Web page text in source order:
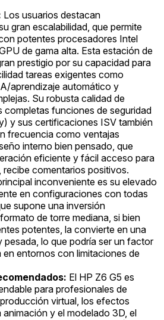
Los usuarios destacan
gran escalabilidad, que permite
potentes procesadores Intel
de gama alta. Esta estación de
prestigio por su capacidad para
tareas exigentes como
aprendizaje automático y
Su robusta calidad de
completas funciones de seguridad
y sus certificaciones ISV también
frecuencia como ventajas
interno bien pensado, que
eficiente y fácil acceso para
recibe comentarios positivos.
inconveniente es su elevado
en configuraciones con todas
supone una inversión
de torre mediana, si bien
potentes, la convierte en una
pesada, lo que podría ser un factor
en entornos con limitaciones de
El HP Z6 G5 es
para profesionales de
virtual, los efectos
y el modelado 3D, el